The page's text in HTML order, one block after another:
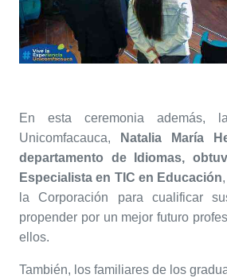
En esta ceremonia además,
Unicomfacauca,
Natalia María
departamento de Idiomas,
Especialista en TIC en Educación
la Corporación para cualificar
propender por un mejor futuro
ellos.
También, los familiares de los